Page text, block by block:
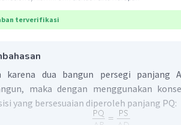
terverifikasi
karena dua bangun persegi panjang
maka dengan menggunakan
yang bersesuaian diperoleh panjang PQ: